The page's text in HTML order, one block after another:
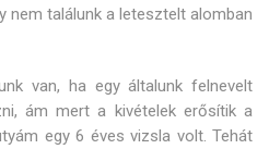
nem találunk a letesztelt alomban
van, ha egy általunk felnevelt
ám mert a kivételek erősítik a
egy 6 éves vizsla volt. Tehát